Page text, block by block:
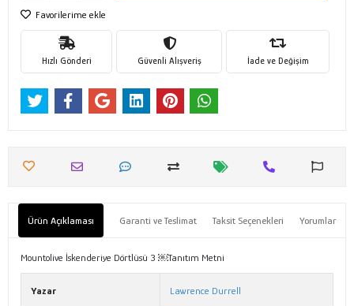
Favorilerime ekle
Hızlı Gönderi Güvenli Alışveriş İade ve Değişim
Ürün Açıklaması Garanti ve Teslimat Taksit Seçenekleri Yorumlar
Mountolive İskenderiye Dörtlüsü 3 ￼Tanıtım Metni
Yazar Lawrence Durrell